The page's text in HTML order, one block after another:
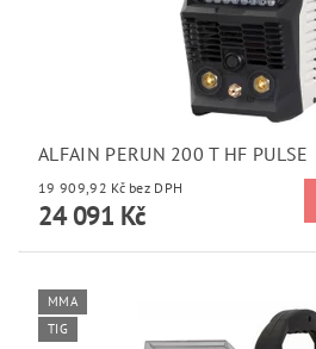
ALFAIN PERUN 200 T HF PULSE
19 909,92 Kč bez DPH
24 091 Kč
MMA
TIG